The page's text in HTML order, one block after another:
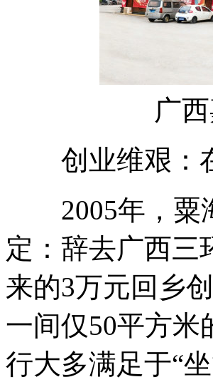
广
创业维艰：在
2005年，粟
定：辞去广西三
来的3万元回乡
一间仅50平方米
行大多满足于“